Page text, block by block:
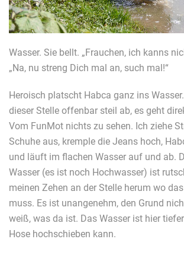
Wasser. Sie bellt. „Frauchen, ich kanns
„Na, nu streng Dich mal an, such mal!“
Heroisch platscht Habca ganz ins
dieser Stelle offenbar steil ab, es geht
Vom FunMot nichts zu sehen. Ich ziehe
Schuhe aus, kremple die Jeans hoch,
und läuft im flachen Wasser auf und ab.
Wasser (es ist noch Hochwasser) ist
meinen Zehen an der Stelle herum wo
muss. Es ist unangenehm, den Grund
weiß, was da ist. Das Wasser ist hier
Hose hochschieben kann.